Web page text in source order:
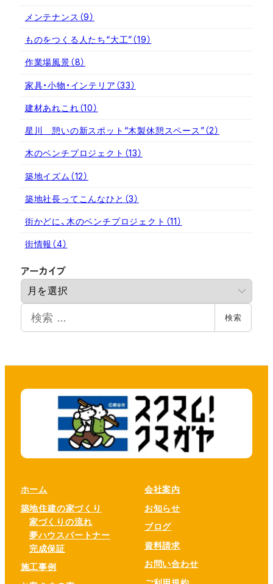
メンテナンス （9）
ものをつくる人たち“大工”（19）
作業場風景（8）
家具・小物・インテリア （33）
建材あれこれ（10）
星川 憩いの新スポット“木製休憩スペース”（2）
木のベンチプロジェクト （13）
築地イズム （12）
築地社長ってこんなひと （3）
街かどに、木のベンチプロジェクト （11）
街情報 （4）
アーカイブ
カ
検索
ホーム
築地住建の家づくり
家づくりの流れ
夢ハウスパートナー
完成保証
施工事例
会社案内
お知らせ
ブログ
資料請求
お問い合わせ